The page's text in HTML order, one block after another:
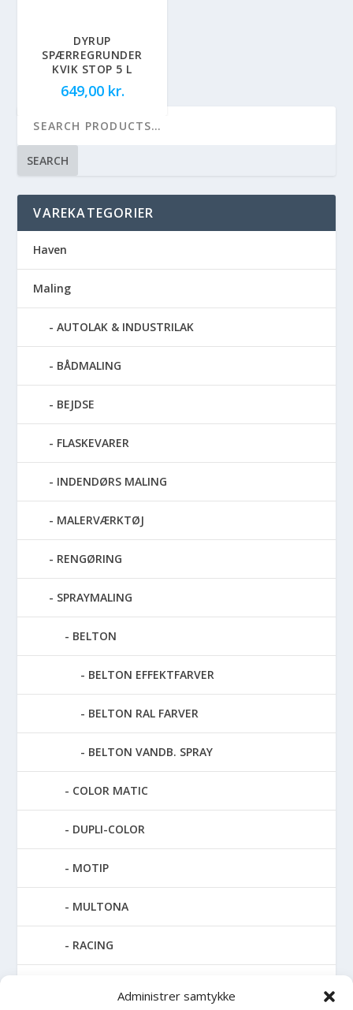
Administrer samtykke
DYRUP
SPÆRREGRUNDER
KVIK STOP 5 L
649,00 kr.
SEARCH
VAREKATEGORIER
Haven
Maling
AUTOLAK & INDUSTRILAK
BÅDMALING
BEJDSE
FLASKEVARER
INDENDØRS MALING
MALERVÆRKTØJ
RENGØRING
SPRAYMALING
BELTON
BELTON EFFEKTFARVER
BELTON RAL FARVER
BELTON VANDB. SPRAY
COLOR MATIC
DUPLI-COLOR
MOTIP
MULTONA
RACING